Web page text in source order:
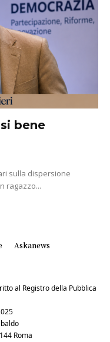
bene
sulla dispersione
ragazzo...
Askanews
al Registro della Pubblica
Roma